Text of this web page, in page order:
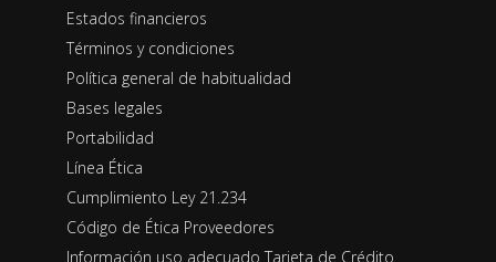
Estados financieros
Términos y condiciones
Política general de habitualidad
Bases legales
Portabilidad
Línea Ética
Cumplimiento Ley 21.234
Código de Ética Proveedores
Información uso adecuado Tarjeta de Crédito